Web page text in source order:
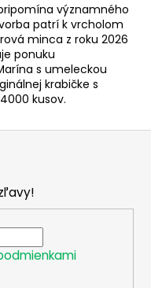
významného
patrí k vrcholom
minca z roku 2026
ponuku
s umeleckou
krabičke s
kusov.